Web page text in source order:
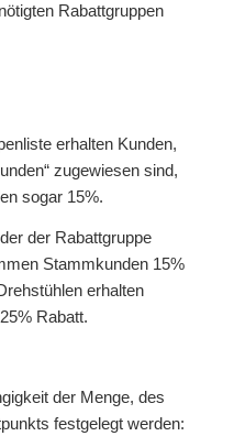
Rabattgruppen
erhalten Kunden,
zugewiesen sind,
sogar 15%.
der Rabattgruppe
Stammkunden 15%
erhalten
Rabatt.
der Menge, des
festgelegt werden: